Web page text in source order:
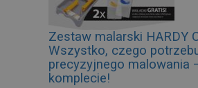
Zestaw malarski HARDY
Wszystko, czego
precyzyjnego malowania
komplecie!